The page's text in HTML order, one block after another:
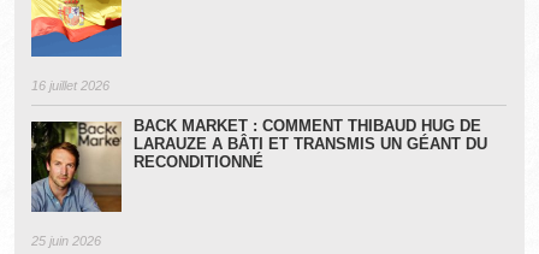
16 juillet 2026
BACK MARKET : COMMENT THIBAUD HUG DE
LARAUZE A BÂTI ET TRANSMIS UN GÉANT DU
RECONDITIONNÉ
25 juin 2026